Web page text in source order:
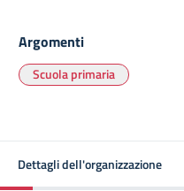
Argomenti
Scuola primaria
Dettagli dell'organizzazione